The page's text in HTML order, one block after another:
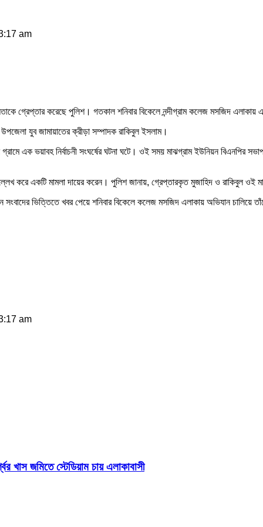
am
গ্রেপ্তার করেছে পুলিশ। গতকাল শনিবার বিকেলে নন্দীগ্রাম কলেজ মসজিদ
যুব জামায়াতের ক্রীড়া সম্পাদক রাকিবুল ইসলাম।
এক ভয়াবহ নির্বাচনী সংঘর্ষের ঘটনা ঘটে। ওই সময় মাঝগ্রাম ইউনিয়ন
করে একটি মামলা দায়ের করেন। পুলিশ জানায়, গ্রেপ্তারকৃত মুজাহিদ ও রাকিবুল ওই
সংবাদের ভিত্তিতে খবর পেয়ে শনিবার বিকেলে কলেজ মসজিদ এলাকায় অভিযান
am
খাস জমিতে স্টেডিয়াম চায় এলাকাবাসী